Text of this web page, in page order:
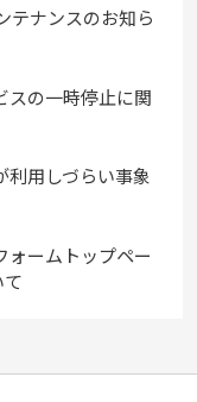
テナンスのお知ら
スの一時停止に関
利用しづらい事象
ォームトップペー